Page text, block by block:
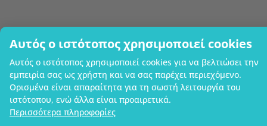
Αυτός ο ιστότοπος χρησιμοποιεί cookies
Αυτός ο ιστότοπος χρησιμοποιεί cookies για να βελτιώσει την
εμπειρία σας ως χρήστη και να σας παρέχει περιεχόμενο.
Ορισμένα είναι απαραίτητα για τη σωστή λειτουργία του
ιστότοπου, ενώ άλλα είναι προαιρετικά.
Περισσότερα πληροφορίες